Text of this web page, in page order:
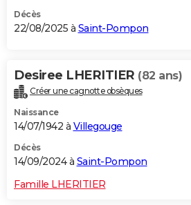
S'inscrire
Se connecter
Lycées
Collèges
Primaires
Universités
Entreprises
Service militaire
Avis de recherche
AVIS DE DÉCÈS
Décès
22/08/2025 à Saint-Pompon
Desiree LHERITIER (82 ans)
Créer une cagnotte obsèques
Naissance
14/07/1942 à Villegouge
Décès
14/09/2024 à Saint-Pompon
Famille LHERITIER